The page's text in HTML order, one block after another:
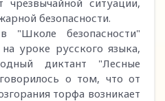
ситуации,
безопасности.
"Школе безопасности"
уроке русского языка,
диктант "Лесные
о том, что от
торфа возникает